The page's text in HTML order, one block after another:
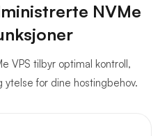
NVMe
VPS tilbyr optimal kontroll,
ytelse for dine hostingbehov.